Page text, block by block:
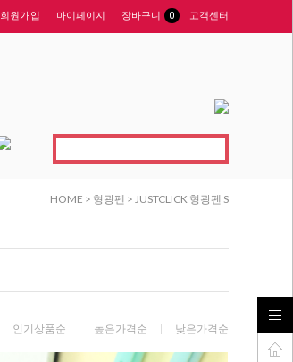
회원가입 마이페이지 장바구니 0 고객센터
HOME > 형광펜 > JUSTCLICK 형광펜 S
인기상품순 높은가격순 낮은가격순